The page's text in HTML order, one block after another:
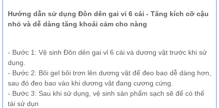
Hướng dẫn sử dụng Đôn dên gai vỉ 6 cái - Tăng kích cỡ cậu
nhỏ và dễ dàng tăng khoái cảm cho nàng
- Bước 1: Vệ sinh Đôn dên gai vỉ 6 cái và dương vật trước khi sử
dụng.
- Bước 2: Bôi gel bôi trơn lên dương vật để đeo bao dễ dàng hơn,
sau đó đeo bao vào khi dương vật đang cương cứng.
- Bước 3: Sau khi sử dụng, vệ sinh sản phẩm sạch sẽ để có thể
tái sử dụn